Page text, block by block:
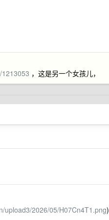
，这是另一个女孩儿，
upload3/2026/05/H07Cn4T1.png)